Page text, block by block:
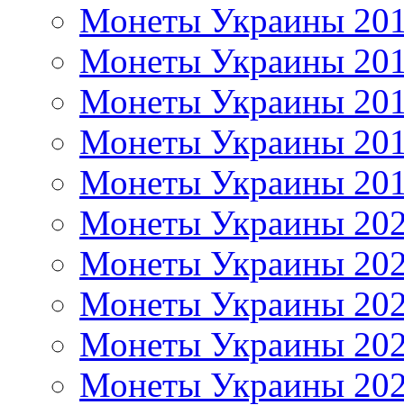
Монеты Украины
Монеты Украины
Монеты Украины
Монеты Украины
Монеты Украины
Монеты Украины
Монеты Украины
Монеты Украины
Монеты Украины
Монеты Украины